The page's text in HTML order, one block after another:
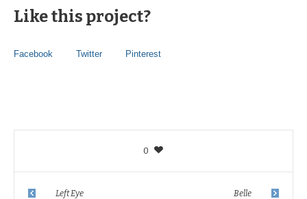
Like this project?
Facebook Twitter Pinterest
0
Left Eye Belle